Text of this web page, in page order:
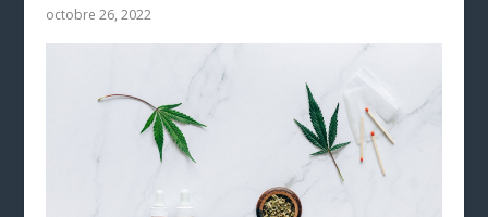
octobre 26, 2022